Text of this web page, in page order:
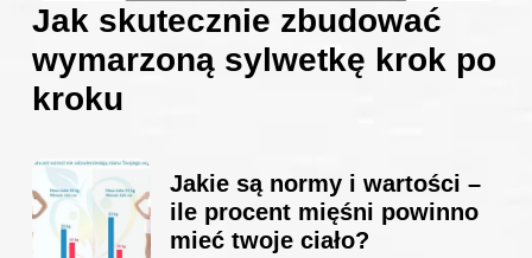
Jak skutecznie zbudować
wymarzoną sylwetkę krok po
kroku
Jakie są normy i wartości –
ile procent mięśni powinno
mieć twoje ciało?